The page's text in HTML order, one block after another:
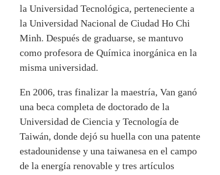
la Universidad Tecnológica, perteneciente a
la Universidad Nacional de Ciudad Ho Chi
Minh. Después de graduarse, se mantuvo
como profesora de Química inorgánica en la
misma universidad.
En 2006, tras finalizar la maestría, Van ganó
una beca completa de doctorado de la
Universidad de Ciencia y Tecnología de
Taiwán, donde dejó su huella con una patente
estadounidense y una taiwanesa en el campo
de la energía renovable y tres artículos